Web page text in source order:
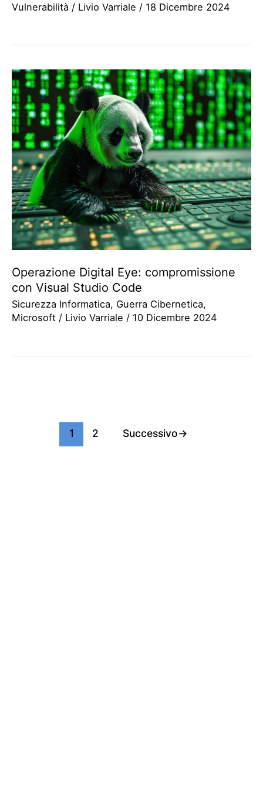
Vulnerabilità / Livio Varriale / 18 Dicembre 2024
Operazione Digital Eye: compromissione
con Visual Studio Code
Sicurezza Informatica, Guerra Cibernetica,
Microsoft / Livio Varriale / 10 Dicembre 2024
1 2 Successivo→